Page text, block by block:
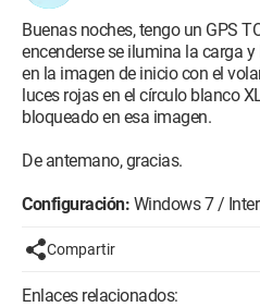
Buenas noches, tengo un GPS
encenderse se ilumina la carga
en la imagen de inicio con el
luces rojas en el círculo blanco
bloqueado en esa imagen.
De antemano, gracias.
Configuración: Windows 7 /
Compartir
Enlaces relacionados: